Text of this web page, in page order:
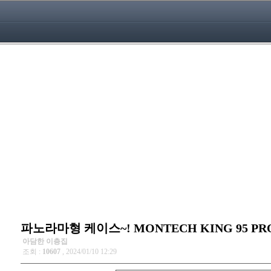
파노라마형 케이스~! MONTECH KING 95
아담한 이층집
조회 : 10607 , 2024/01/10 12:29